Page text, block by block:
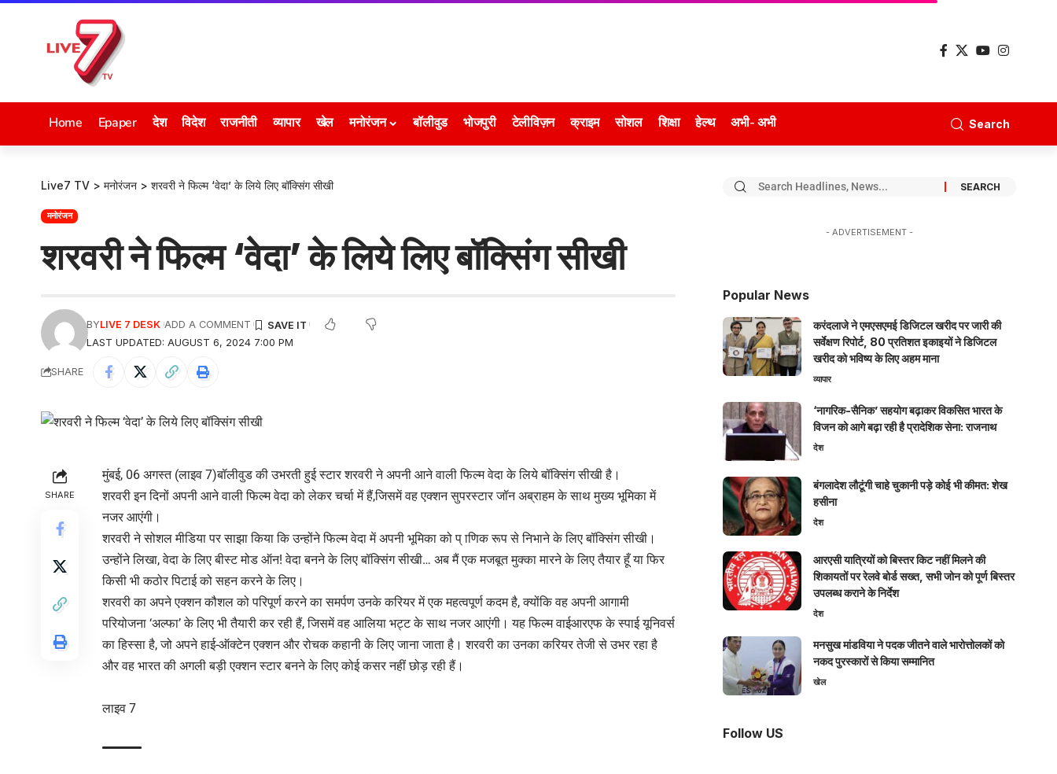
Home Epaper देश विदेश राजनीती व्यापार खेल मनोरंजन बॉलीवुड भोजपुरी टेलीविज़न क्राइम सोशल शिक्षा हेल्थ अभी- अभी Search
Live7 TV > मनोरंजन > शरवरी ने फिल्म ‘वेदा’ के लिये लिए बॉक्सिंग सीखी
मनोरंजन
शरवरी ने फिल्म ‘वेदा’ के लिये लिए बॉक्सिंग सीखी
LAST UPDATED: AUGUST 6, 2024 7:00 PM
BYLIVE 7 DESK ADD A COMMENT
SHARE
SHARE
मुंबई, 06 अगस्त (लाइव 7)बॉलीवुड की उभरती हुई स्टार शरवरी ने अपनी आने वाली फिल्म वेदा के लिये बॉक्सिंग सीखी है।
शरवरी इन दिनों अपनी आने वाली फिल्म वेदा को लेकर चर्चा में हैं,जिसमें वह एक्शन सुपरस्टार जॉन अब्राहम के साथ मुख्य भूमिका में
नजर आएंगी।
शरवरी ने सोशल मीडिया पर साझा किया कि उन्होंने फिल्म वेदा में अपनी भूमिका को प् ाणिक रूप से निभाने के लिए बॉक्सिंग सीखी।
उन्होंने लिखा, वेदा के लिए बीस्ट मोड ऑन! वेदा बनने के लिए बॉक्सिंग सीखी… अब मैं एक मजबूत मुक्का मारने के लिए तैयार हूँ या फिर
किसी भी कठोर पिटाई को सहन करने के लिए।
शरवरी का अपने एक्शन कौशल को परिपूर्ण करने का समर्पण उनके करियर में एक महत्वपूर्ण कदम है, क्योंकि वह अपनी आगामी
परियोजना ‘अल्फा’ के लिए भी तैयारी कर रही हैं, जिसमें वह आलिया भट्ट के साथ नजर आएंगी। यह फिल्म वाईआरएफ के स्पाई यूनिवर्स
का हिस्सा है, जो अपने हाई-ऑक्टेन एक्शन और रोचक कहानी के लिए जाना जाता है। शरवरी का उनका करियर तेजी से उभर रहा है
और वह भारत की अगली बड़ी एक्शन स्टार बनने के लिए कोई कसर नहीं छोड़ रही हैं।
लाइव 7
- ADVERTISEMENT -
Popular News
करंदलाजे ने एमएसएमई डिजिटल खरीद पर जारी की
सर्वेक्षण रिपोर्ट, 80 प्रतिशत इकाइयों ने डिजिटल
खरीद को भविष्य के लिए अहम माना
व्यापार
‘नागरिक-सैनिक’ सहयोग बढ़ाकर विकसित भारत के
विजन को आगे बढ़ा रही है प्रादेशिक सेना: राजनाथ
देश
बंगलादेश लौटूंगी चाहे चुकानी पड़े कोई भी कीमत: शेख
हसीना
देश
आरएसी यात्रियों को बिस्तर किट नहीं मिलने की
शिकायतों पर रेलवे बोर्ड सख्त, सभी जोन को पूर्ण बिस्तर
उपलब्ध कराने के निर्देश
देश
मनसुख मांडविया ने पदक जीतने वाले भारोत्तोलकों को
नकद पुरस्कारों से किया सम्मानित
खेल
Follow US